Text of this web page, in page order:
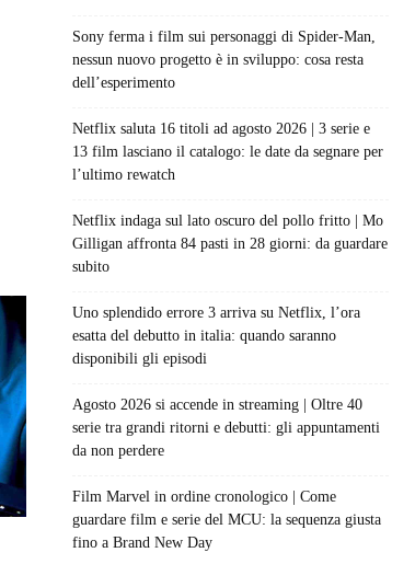
Sony ferma i film sui personaggi di Spider-Man,
nessun nuovo progetto è in sviluppo: cosa resta
dell’esperimento
Netflix saluta 16 titoli ad agosto 2026 | 3 serie e
13 film lasciano il catalogo: le date da segnare per
l’ultimo rewatch
Netflix indaga sul lato oscuro del pollo fritto | Mo
Gilligan affronta 84 pasti in 28 giorni: da guardare
subito
Uno splendido errore 3 arriva su Netflix, l’ora
esatta del debutto in italia: quando saranno
disponibili gli episodi
Agosto 2026 si accende in streaming | Oltre 40
serie tra grandi ritorni e debutti: gli appuntamenti
da non perdere
Film Marvel in ordine cronologico | Come
guardare film e serie del MCU: la sequenza giusta
fino a Brand New Day